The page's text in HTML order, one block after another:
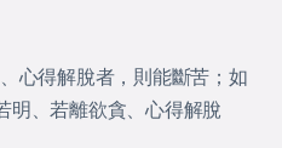
心得解脫者，則能斷苦；如
明、若離欲貪、心得解脫